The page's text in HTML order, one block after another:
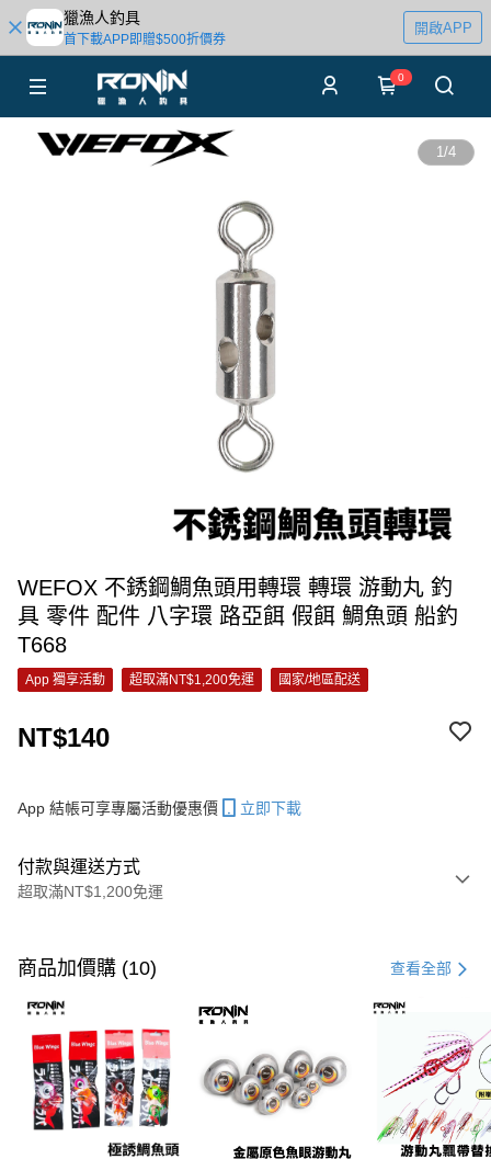
獵漁人釣具
首下載APP即贈$500折價券
開啟APP
0
1/4
WEFOX 不銹鋼鯛魚頭用轉環 轉環 游動丸 釣
具 零件 配件 八字環 路亞餌 假餌 鯛魚頭 船釣
T668
App 獨享活動 超取滿NT$1,200免運 國家/地區配送
NT$140
App 結帳可享專屬活動優惠價 立即下載
付款與運送方式
超取滿NT$1,200免運
信用卡一次付款
信用卡分期付款
3 期 0 利率 每期NT$46 21家銀行
合作金庫商業銀行
第一商業銀行
華南商業銀行
彰化商業銀行
上海商業儲蓄銀行
國泰世華商業銀行
兆豐國際商業銀行
超商取貨付款
Apple Pay
商品加價購 (10) 查看全部